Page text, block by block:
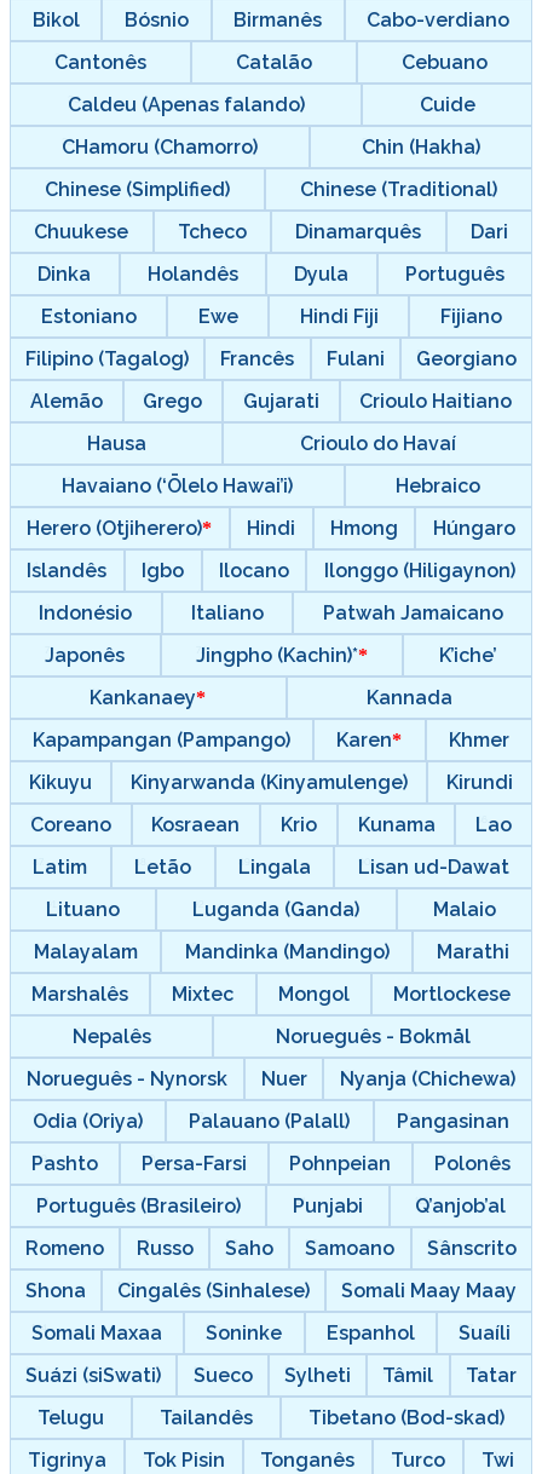
Bikol
Bósnio Birmanês
Cabo-verdiano
Cantonês
Catalão
Cebuano
Caldeu (Apenas falando)
Cuide
CHamoru (Chamorro)
Chin (Hakha)
Chinese (Simplified)
Chinese (Traditional)
Chuukese
Tcheco Dinamarquês
Dari
Dinka
Holandês Dyula
Português
Estoniano
Ewe Hindi Fiji
Fijiano
Filipino (Tagalog)
Francês Fulani
Georgiano
Alemão
Grego Gujarati
Crioulo Haitiano
Hausa
Crioulo do Havaí
Havaiano (‘Ōlelo Hawai’i)
Hebraico
Herero (Otjiherero)
Hindi Hmong
Húngaro
Islandês
Igbo Ilocano
Ilonggo (Hiligaynon)
Indonésio
Italiano
Patwah Jamaicano
Japonês
Jingpho (Kachin)*
K’iche’
Kankanaey
Kannada
Kapampangan (Pampango)
Karen
Khmer
Kikuyu
Kinyarwanda (Kinyamulenge)
Kirundi
Coreano
Kosraean Krio Kunama
Lao
Latim
Letão Lingala
Lisan ud-Dawat
Lituano
Luganda (Ganda)
Malaio
Malayalam
Mandinka (Mandingo)
Marathi
Marshalês
Mixtec Mongol
Mortlockese
Nepalês
Norueguês - Bokmål
Norueguês - Nynorsk
Nuer
Nyanja (Chichewa)
Odia (Oriya)
Palauano (Palall)
Pangasinan
Pashto
Persa-Farsi Pohnpeian
Polonês
Português (Brasileiro)
Punjabi
Q’anjob’al
Romeno
Russo Saho Samoano
Sânscrito
Shona
Cingalês (Sinhalese)
Somali Maay Maay
Somali Maxaa
Soninke Espanhol
Suaíli
Suázi (siSwati)
Sueco Sylheti Tâmil
Tatar
Telugu
Tailandês
Tibetano (Bod-skad)
Tigrinya
Tok Pisin Tonganês Turco
Twi